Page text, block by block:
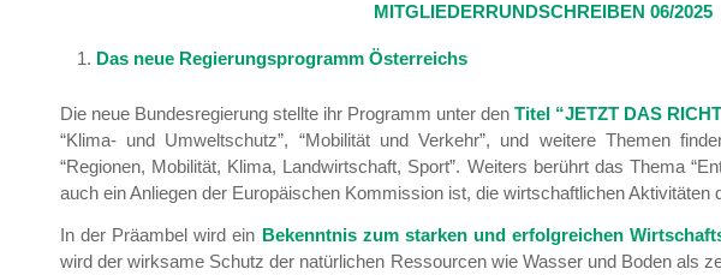
MITGLIEDERRUNDSCHREIBEN 06/2025
Das neue Regierungsprogramm Österreichs
Die neue Bundesregierung stellte ihr Programm unter denTitel “JETZT DAS
“Klima- und Umweltschutz”, “Mobilität und Verkehr”, und weitere Themen
“Regionen, Mobilität, Klima, Landwirtschaft, Sport”. Weiters berührt das Thema
auch ein Anliegen der Europäischen Kommission ist, die wirtschaftlichen Aktivitäten
In der Präambel wird ein Bekenntnis zum starken und erfolgreichen
wird der wirksame Schutz der natürlichen Ressourcen wie Wasser und Boden als